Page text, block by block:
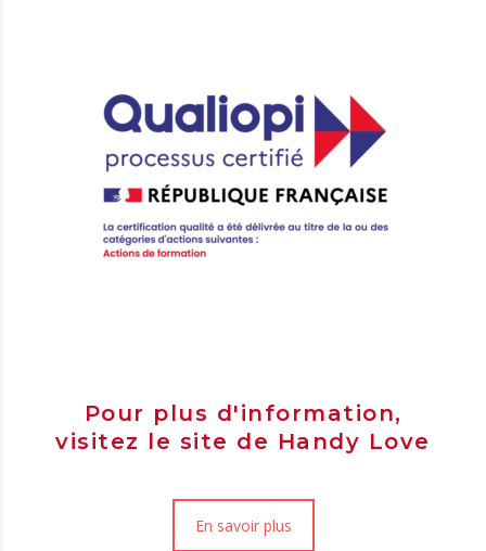
Pour plus d'information,
visitez le site de Handy Love
En savoir plus